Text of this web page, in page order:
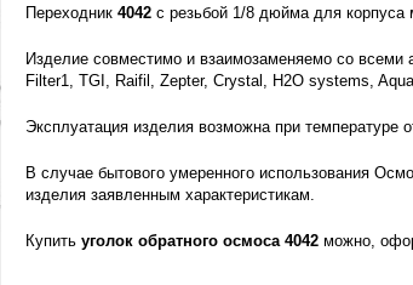
Переходник 4042 с резьбой 1/8 дюйма для корпуса
Изделие совместимо и взаимозаменяемо со
Filter1, TGI, Raifil, Zepter, Crystal, H2O systems,
Эксплуатация изделия возможна при температуре
В случае бытового умеренного использования
изделия заявленным характеристикам.
Купить уголок обратного осмоса 4042 можно,